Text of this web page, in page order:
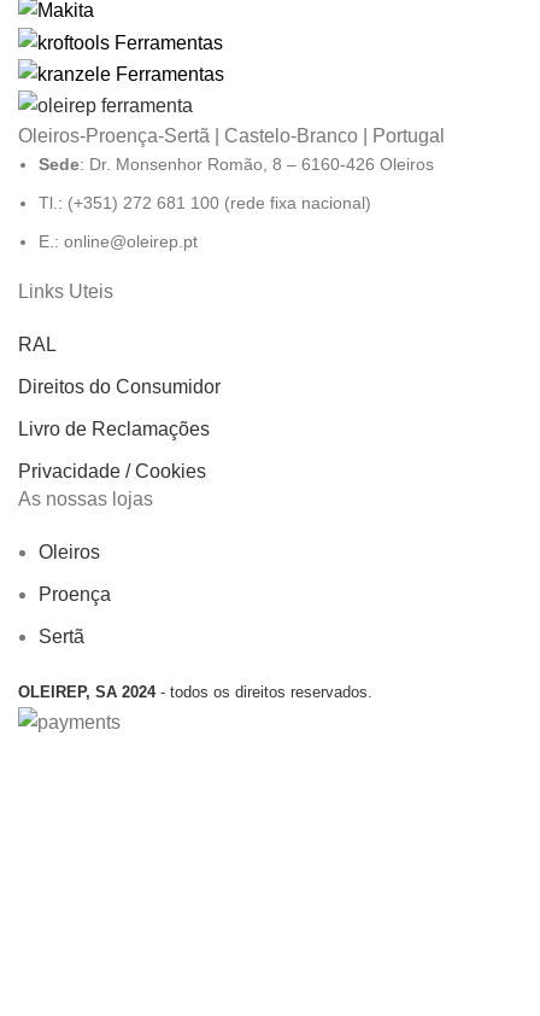
Oleiros-Proença-Sertã | Castelo-Branco | Portugal
Sede: Dr. Monsenhor Romão, 8 – 6160-426 Oleiros
Tl.: (+351) 272 681 100 (rede fixa nacional)
E.: online@oleirep.pt
Links Uteis
RAL
Direitos do Consumidor
Livro de Reclamações
Privacidade / Cookies
As nossas lojas
Oleiros
Proença
Sertã
OLEIREP, SA 2024 - todos os direitos reservados.